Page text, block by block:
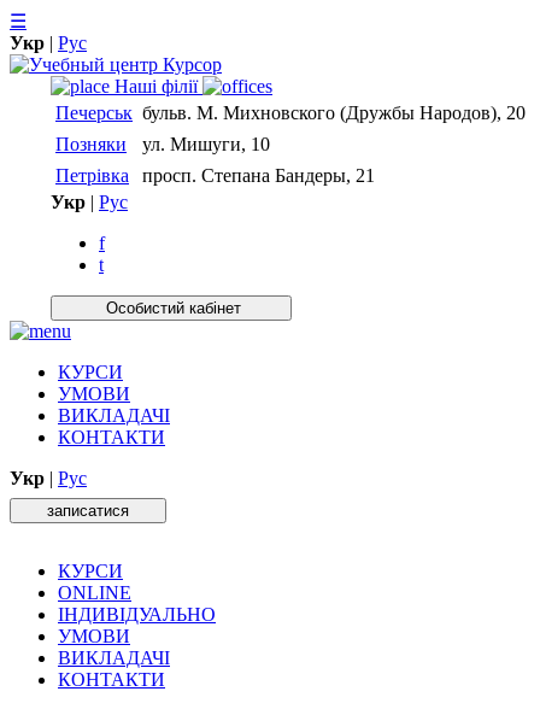
☰
Укр | Рус
Нашi фiлiї
Печерськ бульв. М. Михновского (Дружбы Народов), 20
Позняки
ул. Мишуги, 10
Петрівка
просп. Степана Бандеры, 21
Укр | Рус
f
t
Особистий кабiнет
КУРСИ
УМОВИ
ВИКЛАДАЧІ
КОНТАКТИ
Укр | Рус
записатися
КУРСИ
ONLINE
ІНДИВІДУАЛЬНО
УМОВИ
ВИКЛАДАЧІ
КОНТАКТИ